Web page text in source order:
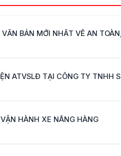
BẢN MỚI NHẤT VỀ AN
ATVSLĐ TẠI CÔNG TY TNHH
HÀNH XE NÂNG HÀNG